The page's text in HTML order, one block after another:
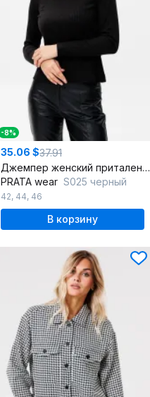
-8%
35.06 $37.91
Джемпер женский приталенного силуэта из трикотажа
PRATA wear S025 черный
42, 44, 46
В корзину